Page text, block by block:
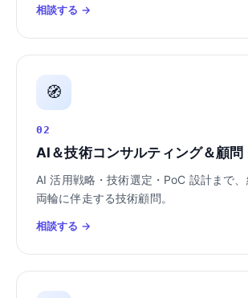
相談する →
🧭
02
AI＆技術コンサルティング＆顧問
AI 活用戦略・技術選定・PoC 設計まで
両輪に伴走する技術顧問。
相談する →